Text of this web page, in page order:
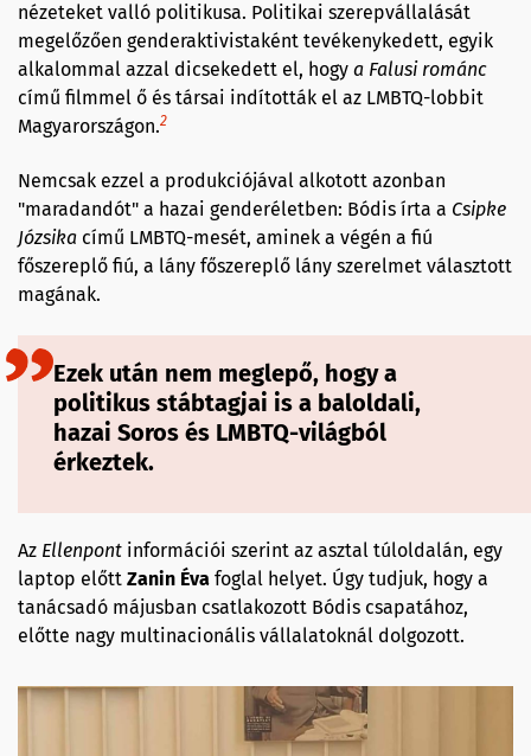
nézeteket valló politikusa. Politikai szerepvállalását
megelőzően genderaktivistaként tevékenykedett, egyik
alkalommal azzal dicsekedett el, hogy a Falusi románc
című filmmel ő és társai indították el az LMBTQ-lobbit
Magyarországon.2
Nemcsak ezzel a produkciójával alkotott azonban
"maradandót" a hazai genderéletben: Bódis írta a Csipke
Józsika című LMBTQ-mesét, aminek a végén a fiú
főszereplő fiú, a lány főszereplő lány szerelmet választott
magának.
Ezek után nem meglepő, hogy a
politikus stábtagjai is a baloldali,
hazai Soros és LMBTQ-világból
érkeztek.
Az Ellenpont információi szerint az asztal túloldalán, egy
laptop előtt Zanin Éva foglal helyet. Úgy tudjuk, hogy a
tanácsadó májusban csatlakozott Bódis csapatához,
előtte nagy multinacionális vállalatoknál dolgozott.